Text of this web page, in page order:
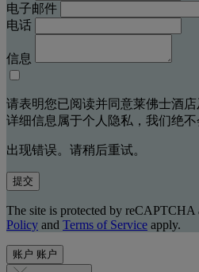
电子邮件
电话
信息
请表明您已阅读并同意莱佛士酒
详细信息属于个人隐私，我们绝不
出现错误。请稍后重试。
提交
The site is protected by reCAPTCHA
Policy and Terms of Service apply.
账户 账户